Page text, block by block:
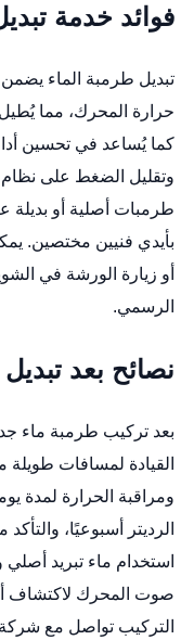
فوائد خدمة
تبديل طرمبة الماء يضمن
حرارة المحرك، مما
كما يُساعد في تحسين
وتقليل الضغط على نظام
طرمبات أصلية أو بديلة
أو زيارة الورشة في
الرسمي.
نصائح بعد
بعد تركيب طرمبة ماء
القيادة لمسافات
ومراقبة الحرارة لمدة
الرديتر أسبوعيًا،
استخدام ماء تبريد
صوت المحرك لاكتشاف